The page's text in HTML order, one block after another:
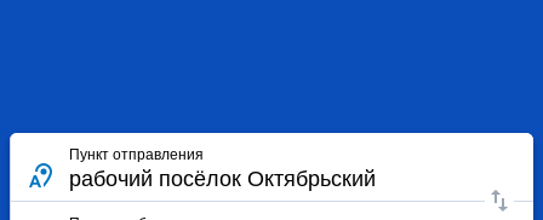
Пункт отправления